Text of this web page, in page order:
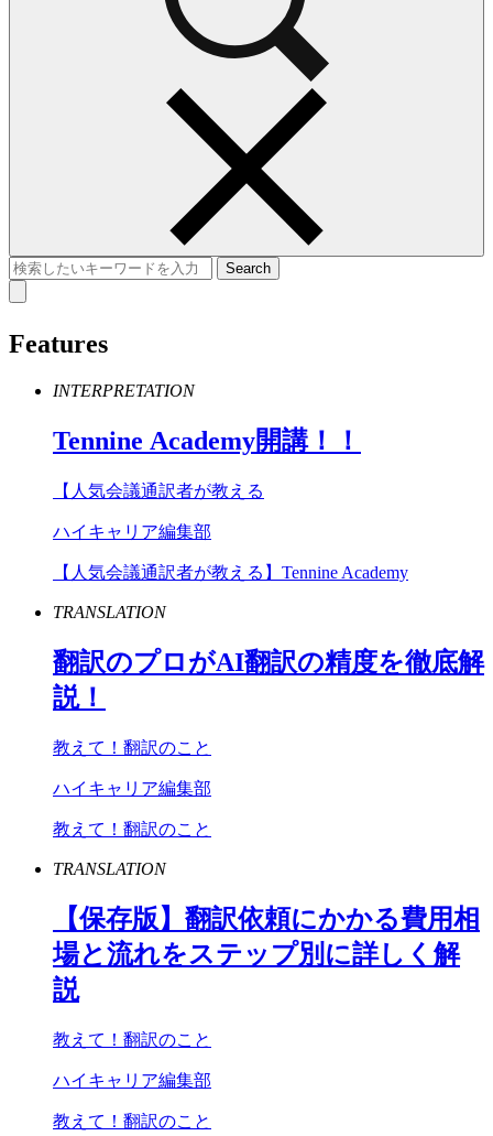
Features
INTERPRETATION
Tennine Academy開講！！
【人気会議通訳者が教える
ハイキャリア編集部
【人気会議通訳者が教える】Tennine Academy
TRANSLATION
翻訳のプロがAI翻訳の精度を徹底解
説！
教えて！翻訳のこと
ハイキャリア編集部
教えて！翻訳のこと
TRANSLATION
【保存版】翻訳依頼にかかる費用相
場と流れをステップ別に詳しく解
説
教えて！翻訳のこと
ハイキャリア編集部
教えて！翻訳のこと